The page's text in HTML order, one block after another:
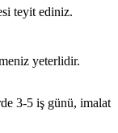
teyit ediniz.
yeterlidir.
3-5 iş günü, imalat